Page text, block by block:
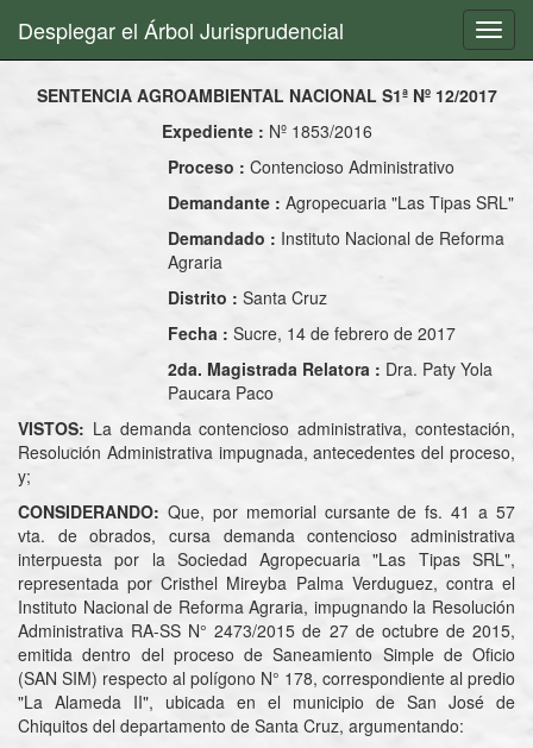
Desplegar el Árbol Jurisprudencial
SENTENCIA AGROAMBIENTAL NACIONAL S1ª Nº 12/2017
Expediente : Nº 1853/2016
Proceso : Contencioso Administrativo
Demandante : Agropecuaria "Las Tipas SRL"
Demandado : Instituto Nacional de Reforma
Agraria
Distrito : Santa Cruz
Fecha : Sucre, 14 de febrero de 2017
2da. Magistrada Relatora : Dra. Paty Yola
Paucara Paco
VISTOS: La demanda contencioso administrativa, contestación,
Resolución Administrativa impugnada, antecedentes del proceso,
y;
CONSIDERANDO: Que, por memorial cursante de fs. 41 a 57
vta. de obrados, cursa demanda contencioso administrativa
interpuesta por la Sociedad Agropecuaria "Las Tipas SRL",
representada por Cristhel Mireyba Palma Verduguez, contra el
Instituto Nacional de Reforma Agraria, impugnando la Resolución
Administrativa RA-SS N° 2473/2015 de 27 de octubre de 2015,
emitida dentro del proceso de Saneamiento Simple de Oficio
(SAN SIM) respecto al polígono N° 178, correspondiente al predio
"La Alameda II", ubicada en el municipio de San José de
Chiquitos del departamento de Santa Cruz, argumentando: